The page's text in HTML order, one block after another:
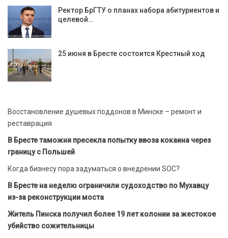
Ректор БрГТУ о планах набора абитуриентов и
целевой…
25 июня в Бресте состоится Крестный ход
Восстановление душевых поддонов в Минске – ремонт и
реставрация
В Бресте таможня пресекла попытку ввоза кокаина через
границу с Польшей
Когда бизнесу пора задуматься о внедрении SOC?
В Бресте на неделю ограничили судоходство по Мухавцу
из-за реконструкции моста
Житель Пинска получил более 19 лет колонии за жестокое
убийство сожительницы